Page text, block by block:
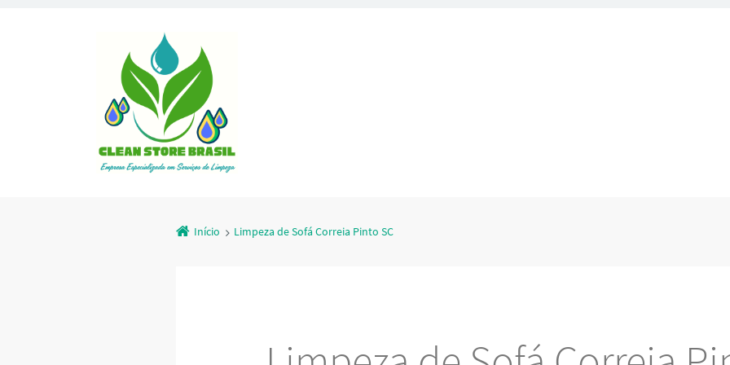
Início Limpeza de Sofá Correia Pinto SC